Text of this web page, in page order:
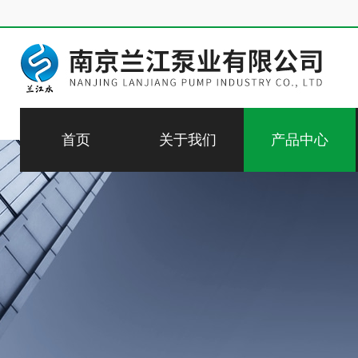
首页 关于我们 产品中心